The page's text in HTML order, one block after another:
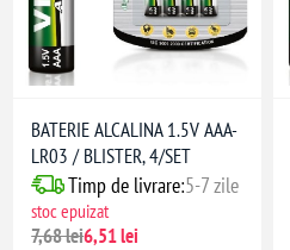
BATERIE ALCALINA 1.5V AAA-
LR03 / BLISTER, 4/SET
Timp de livrare:5-7 zile
stoc epuizat
7,68 lei6,51 lei